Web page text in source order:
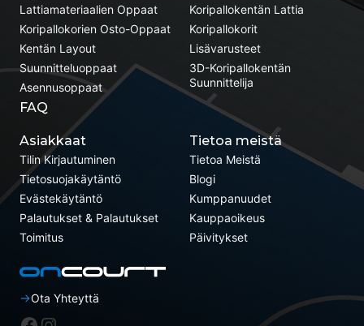
Koripallokentän Lattia
Koripallokorit
Lisävarusteet
3D-Koripallokentän
Suunnittelija
Lattiamateriaalien Oppaat
Koripallokorien Osto-Oppaat
Kentän Layout
Suunnitteluoppaat
Asennusoppaat
FAQ
Asiakkaat
Tilin Kirjautuminen
Tietosuojakäytäntö
Evästekäytäntö
Palautukset & Palautukset
Toimitus
Tietoa meistä
Tietoa Meistä
Blogi
Kumppanuudet
Kauppaoikeus
Päivitykset
Ota Yhteyttä